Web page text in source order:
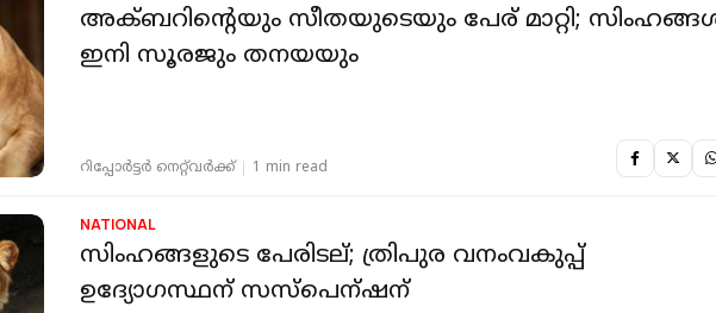
അക്ബറിൻ്റെയും സീതയുടെയും പേര് മാറ്റി;
ഇനി സൂരജും തനയയും
റിപ്പോർട്ടർ നെറ്റ്‌വര്‍ക്ക്‌ 1 min read
NATIONAL
സിംഹങ്ങളുടെ പേരിടല്; ത്രിപുര വനംവകുപ്പ്
ഉദ്യോഗസ്ഥന് സസ്പെന്ഷന്